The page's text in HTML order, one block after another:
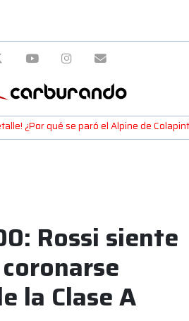
¿Por qué se paró el Alpine de
Rossi siente
la Clase A